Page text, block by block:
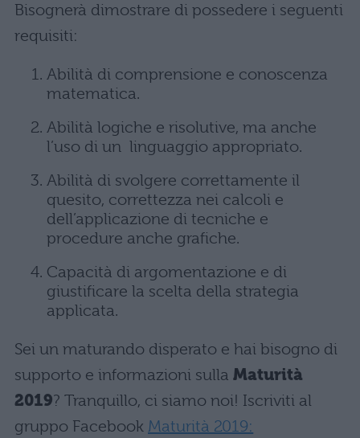
Bisognerà dimostrare di possedere i seguenti
requisiti:
Abilità di comprensione e conoscenza
matematica.
Abilità logiche e risolutive, ma anche
l’uso di un linguaggio appropriato.
Abilità di svolgere correttamente il
quesito, correttezza nei calcoli e
dell’applicazione di tecniche e
procedure anche grafiche.
Capacità di argomentazione e di
giustificare la scelta della strategia
applicata.
Sei un maturando disperato e hai bisogno di
supporto e informazioni sulla Maturità
2019? Tranquillo, ci siamo noi! Iscriviti al
gruppo Facebook Maturità 2019: